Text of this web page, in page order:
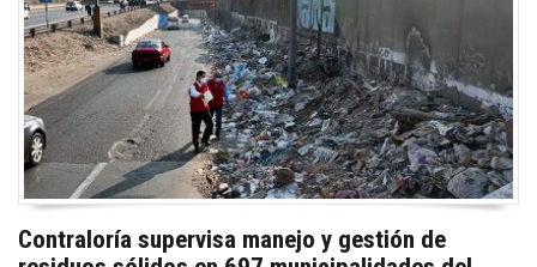
Contraloría supervisa manejo y gestión de